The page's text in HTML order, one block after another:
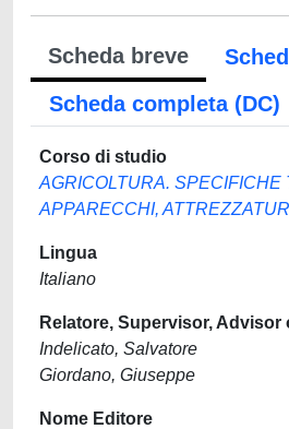
Scheda breve
Scheda completa (DC)
Corso di studio
AGRICOLTURA. SPECIFICHE
APPARECCHI,
Lingua
Italiano
Relatore, Supervisor, Advisor
Indelicato, Salvatore
Giordano, Giuseppe
Nome Editore